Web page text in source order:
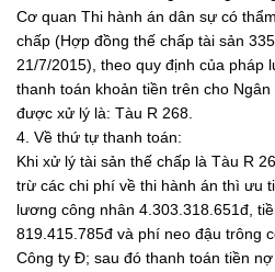
Cơ quan Thi hành án dân sự có
chấp (Hợp đồng thế chấp tài sản
21/7/2015), theo quy định của pháp
thanh toán khoản tiền trên cho
được xử lý là: Tàu R 268.
4. Về thứ tự thanh toán:
Khi xử lý tài sản thế chấp là Tàu R
trừ các chi phí về thi hành án thì ưu
lương công nhân 4.303.318.651đ,
819.415.785đ và phí neo đậu trông
Công ty Đ; sau đó thanh toán tiền